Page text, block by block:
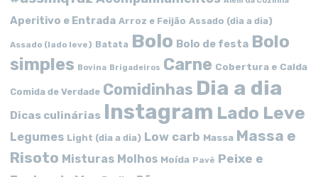
Aperitivo e Entrada Arroz e Feijão Assado (dia a dia)
Assado (lado leve) Batata Bolo Bolo de festa Bolo
simples
Bovina Brigadeiros Carne Cobertura e Calda
Comida de Verdade Comidinhas Dia a dia
Dicas culinárias Instagram Lado Leve
Legumes Light (dia a dia) Low carb Massa Massa e
Risoto Misturas Molhos Moída Pavê Peixe e